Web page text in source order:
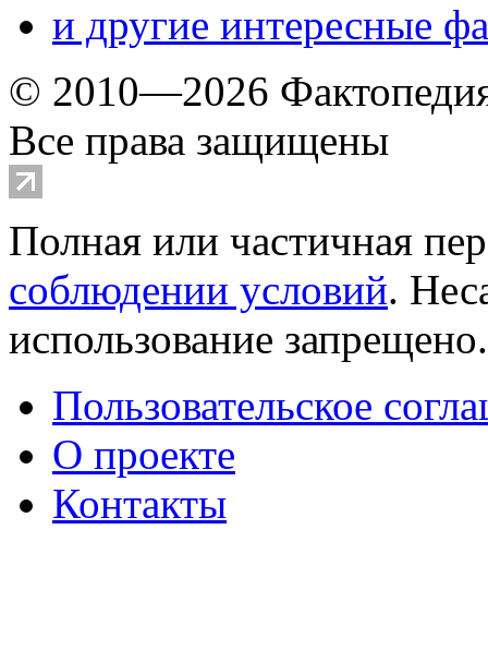
и другие интересные
© 2010—2026
Все права защищены
Полная или частичная
соблюдении условий.
использование
Пользовательское
О проекте
Контакты